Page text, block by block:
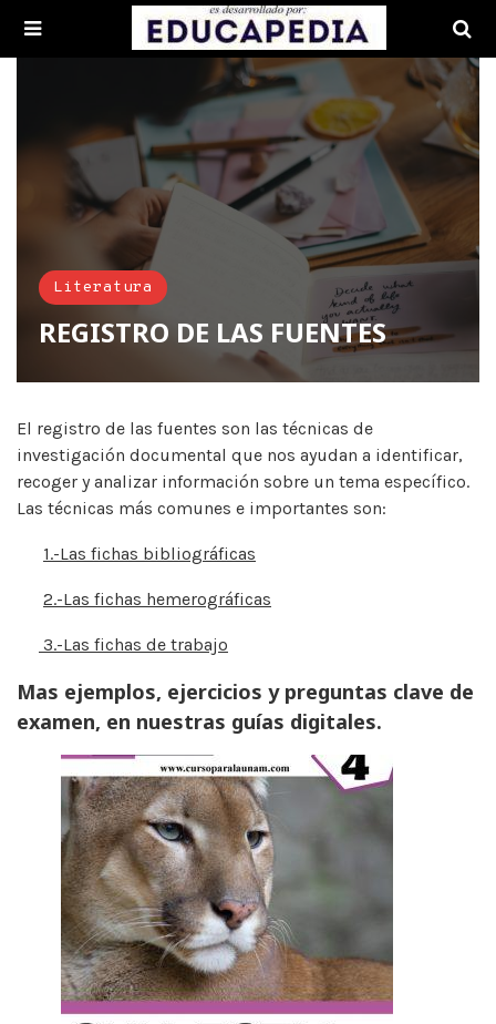
Literatura
REGISTRO DE LAS FUENTES
El registro de las fuentes son las técnicas de
investigación documental que nos ayudan a identificar,
recoger y analizar información sobre un tema específico.
Las técnicas más comunes e importantes son:
1.-Las fichas bibliográficas
2.-Las fichas hemerográficas
3.-Las fichas de trabajo
Mas ejemplos, ejercicios y preguntas clave de
examen, en nuestras guías digitales.